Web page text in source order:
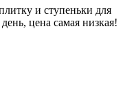
и ступеньки для
цена самая низкая!